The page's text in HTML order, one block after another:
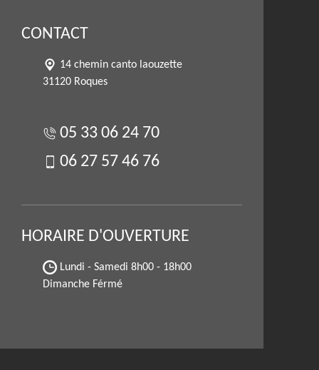
CONTACT
14 chemin canto laouzette
31120 Roques
05 33 06 24 70
06 27 57 46 76
HORAIRE D'OUVERTURE
Lundi - Samedi 8h00 - 18h00
Dimanche Férmé